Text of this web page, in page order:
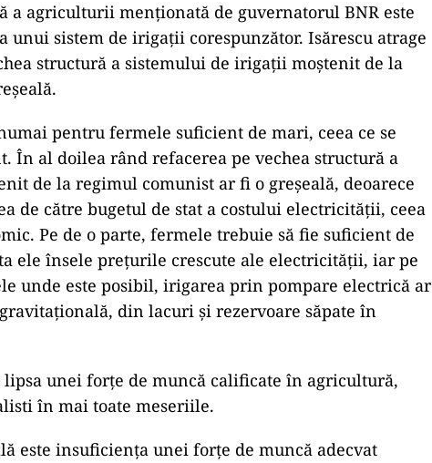
a agriculturii menţionată de guvernatorul BNR este
unui sistem de irigaţii corespunzător. Isărescu atrage
structură a sistemului de irigaţii moştenit de la
pentru fermele suficient de mari, ceea ce se
În al doilea rând refacerea pe vechea structură a
de la regimul comunist ar fi o greşeală, deoarece
de către bugetul de stat a costului electricităţii, ceea
Pe de o parte, fermele trebuie să fie suficient de
ele însele preţurile crescute ale electricităţii, iar pe
unde este posibil, irigarea prin pompare electrică ar
din lacuri şi rezervoare săpate în
unei forţe de muncă calificate în agricultură,
în mai toate meseriile.
este insuficienţa unei forţe de muncă adecvat